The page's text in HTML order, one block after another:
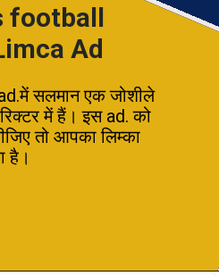
football
Ad
सलमान एक जोशीले
में हैं। इस ad. को
तो आपका लिम्का
है।